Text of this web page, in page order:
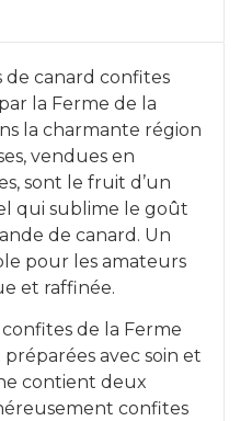
de canard confites
la Ferme de la
la charmante région
vendues en
sont le fruit d’un
qui sublime le goût
de canard. Un
pour les amateurs
et raffinée.
confites de la Ferme
avec soin et
contient deux
confites